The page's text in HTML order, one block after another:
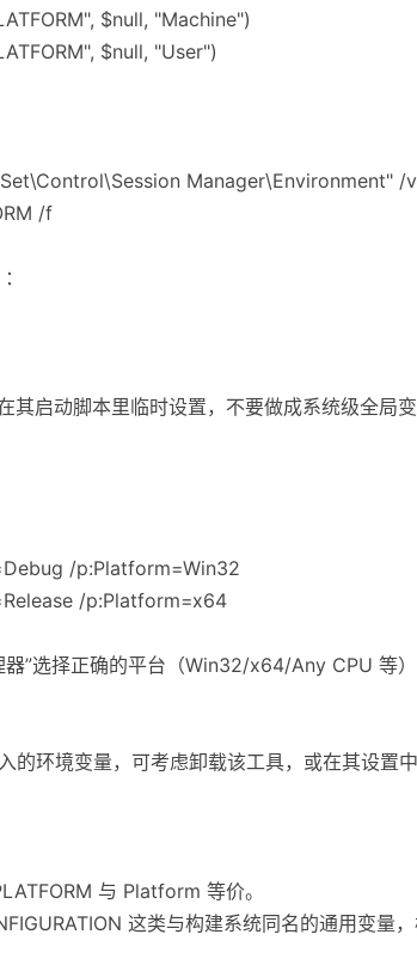
$null, "Machine")
$null, "User")
Manager\Environment" /
/f
启动脚本里临时设置，不要做成系统级全局变
/p:Platform=Win32
/p:Platform=x64
”选择正确的平台（Win32/x64/Any CPU 等）
环境变量，可考虑卸载该工具，或在其设置
与 Platform 等价。
这类与构建系统同名的通用变量